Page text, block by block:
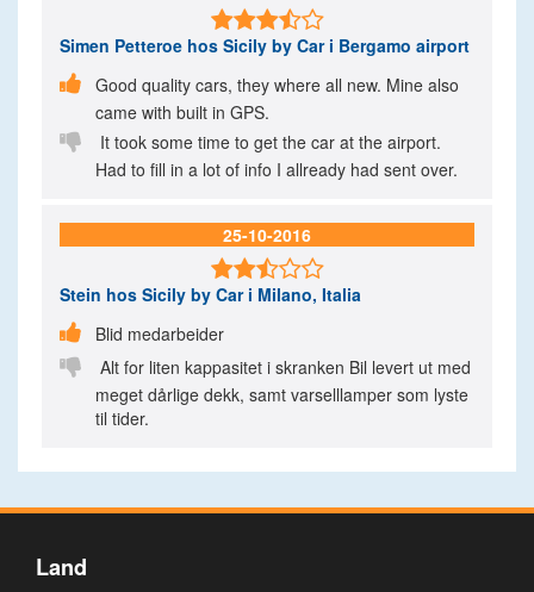

Simen Petteroe hos Sicily by Car i Bergamo airport
 Good quality cars, they where all new. Mine also
came with built in GPS.

It took some time to get the car at the airport.
Had to fill in a lot of info I allready had sent over.
25-10-2016

Stein hos Sicily by Car i Milano, Italia

Blid medarbeider

Alt for liten kappasitet i skranken Bil levert ut med
meget dårlige dekk, samt varselllamper som lyste
til tider.
Land